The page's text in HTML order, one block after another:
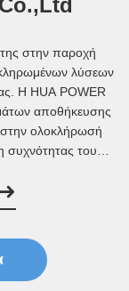
στην παροχή
λύσεων
Η HUA POWER
αποθήκευσης
στην ολοκλήρωσή
συχνότητας του